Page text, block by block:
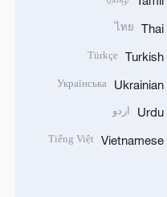
Thai
ไทย
Turkish
Türkçe
Ukrainian
Українська
Urdu اردو
Vietnamese
Tiếng Việt